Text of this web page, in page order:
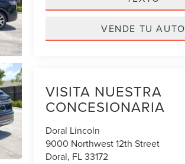
VENDE TU AUTO
VISITA NUESTRA
CONCESIONARIA
Doral Lincoln
9000 Northwest 12th Street
Doral, FL33172